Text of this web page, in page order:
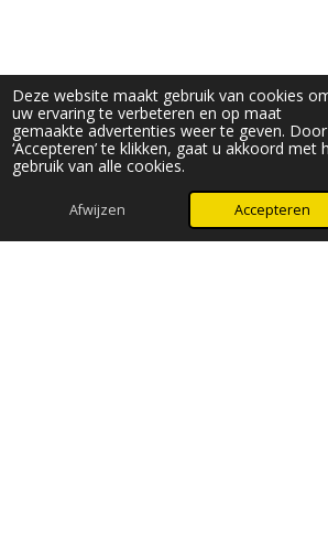
Deze website maakt gebruik van cookies
uw ervaring te verbeteren en op maat
gemaakte advertenties weer te geven.
‘Accepteren’ te klikken, gaat u akkoord met
gebruik van alle cookies.
Afwijzen Accepteren
WhatsApp